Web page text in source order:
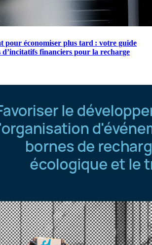
pour économiser plus tard : votre guide
d’incitatifs financiers pour la recharge